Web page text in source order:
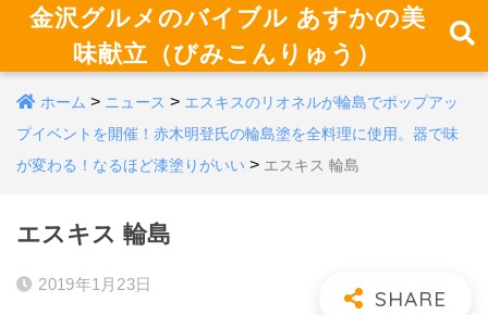
金沢グルメのバイブル あすかの美
味献立（びみこんりゅう）
ホーム > ニュース > エスキスのリオネルが輪島でポップアッ
プイベントを開催！赤木明登氏の輪島塗を全料理に使用。器で味
が変わる！なるほど漆塗りがいい > エスキス 輪島
エスキス 輪島
2019年1月23日